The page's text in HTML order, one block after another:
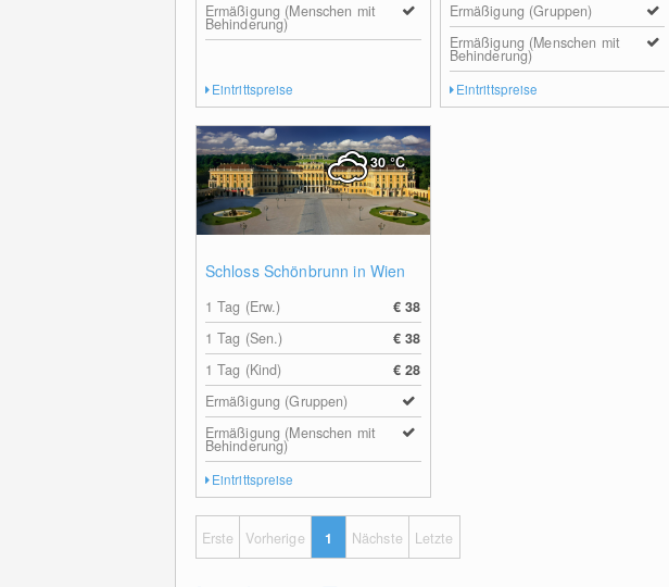
Ermäßigung (Menschen mit
Behinderung)
Eintrittspreise
Ermäßigung (Gruppen)
Ermäßigung (Menschen mit
Behinderung)
Eintrittspreise
Schloss Schönbrunn in Wien
30°C
1 Tag (Erw.)
€ 38
1 Tag (Sen.)
€ 38
1 Tag (Kind)
€ 28
Ermäßigung (Gruppen)
Ermäßigung (Menschen mit
Behinderung)
Eintrittspreise
Erste Vorherige 1 Nächste Letzte